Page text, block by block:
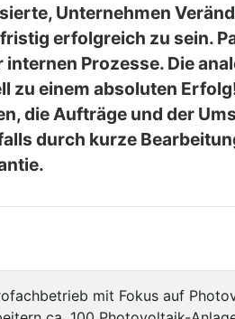
Unternehmen
erfolgreich zu sein.
Prozesse. Die
zu einem absoluten
die Aufträge und der
durch kurze
mit Fokus auf